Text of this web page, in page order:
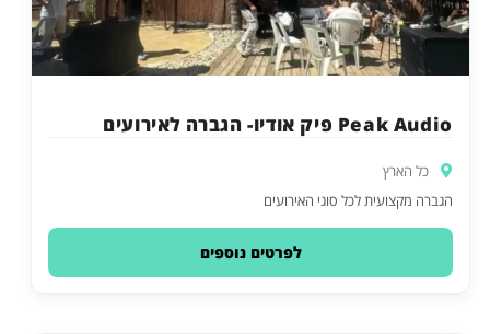
Peak Audio פיק אודיו- הגברה לאירועים
כל הארץ
הגברה מקצועית לכל סוגי האירועים
לפרטים נוספים